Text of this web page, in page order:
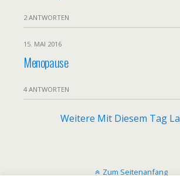
2 ANTWORTEN
15. MAI 2016
Menopause
4 ANTWORTEN
Weitere Mit Diesem Tag
Zum Seitenanfang